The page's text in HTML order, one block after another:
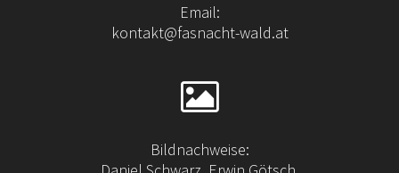
Email:
kontakt@fasnacht-wald.at
Bildnachweise: